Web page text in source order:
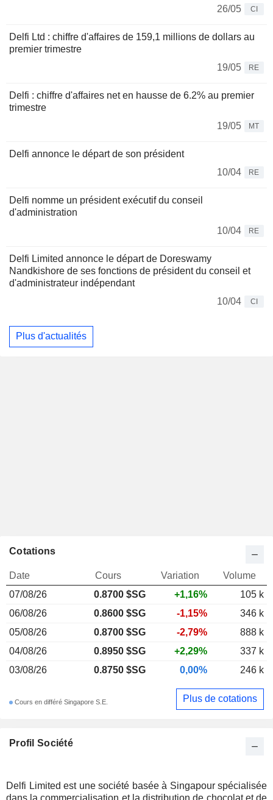
26/05
CI
Delfi Ltd : chiffre d'affaires de 159,1 millions de dollars au
premier trimestre
19/05
RE
Delfi : chiffre d'affaires net en hausse de 6.2% au premier
trimestre
19/05
MT
Delfi annonce le départ de son président
10/04
RE
Delfi nomme un président exécutif du conseil
d'administration
10/04
RE
Delfi Limited annonce le départ de Doreswamy
Nandkishore de ses fonctions de président du conseil et
d'administrateur indépendant
10/04
CI
Plus d'actualités
Profil Société
Delfi Limited est une société basée à Singapour spécialisée
dans la commercialisation et la distribution de chocolat et de
Cotations
Date Cours Variation
Volume
07/08/26
0.8700 $SG +1,16%
105 k
06/08/26
0.8600 $SG -1,15%
346 k
05/08/26
0.8700 $SG -2,79%
888 k
04/08/26
0.8950 $SG +2,29%
337 k
03/08/26
0.8750 $SG 0,00% 246 k
Cours en différé Singapore S.E. Plus de cotations